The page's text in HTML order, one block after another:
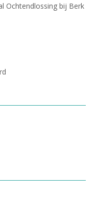
Ochtendlossing bij Berk